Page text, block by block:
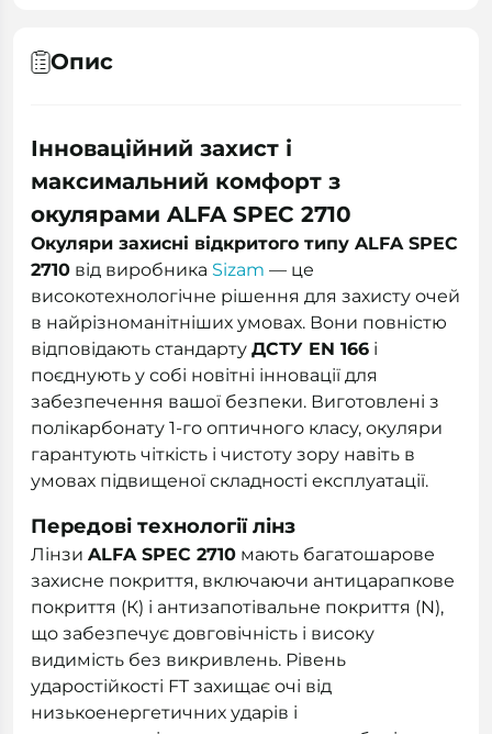
Опис
Інноваційний захист і
максимальний комфорт з
окулярами ALFA SPEC 2710
Окуляри захисні відкритого типу ALFA SPEC
2710 від виробника Sizam — це
високотехнологічне рішення для захисту очей
в найрізноманітніших умовах. Вони повністю
відповідають стандарту ДСТУ EN 166 і
поєднують у собі новітні інновації для
забезпечення вашої безпеки. Виготовлені з
полікарбонату 1-го оптичного класу, окуляри
гарантують чіткість і чистоту зору навіть в
умовах підвищеної складності експлуатації.
Передові технології лінз
Лінзи ALFA SPEC 2710 мають багатошарове
захисне покриття, включаючи антицарапкове
покриття (К) і антизапотівальне покриття (N),
що забезпечує довговічність і високу
видимість без викривлень. Рівень
ударостійкості FT захищає очі від
низькоенергетичних ударів і